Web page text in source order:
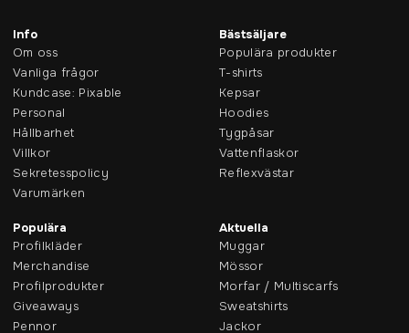
Info
Om oss
Vanliga frågor
Kundcase: Pixable
Personal
Hållbarhet
Villkor
Sekretesspolicy
Varumärken
Bästsäljare
Populära produkter
T-shirts
Kepsar
Hoodies
Tygpåsar
Vattenflaskor
Reflexvästar
Populära
Profilkläder
Merchandise
Profilprodukter
Giveaways
Pennor
Aktuella
Muggar
Mössor
Morfar / Multiscarfs
Sweatshirts
Jackor